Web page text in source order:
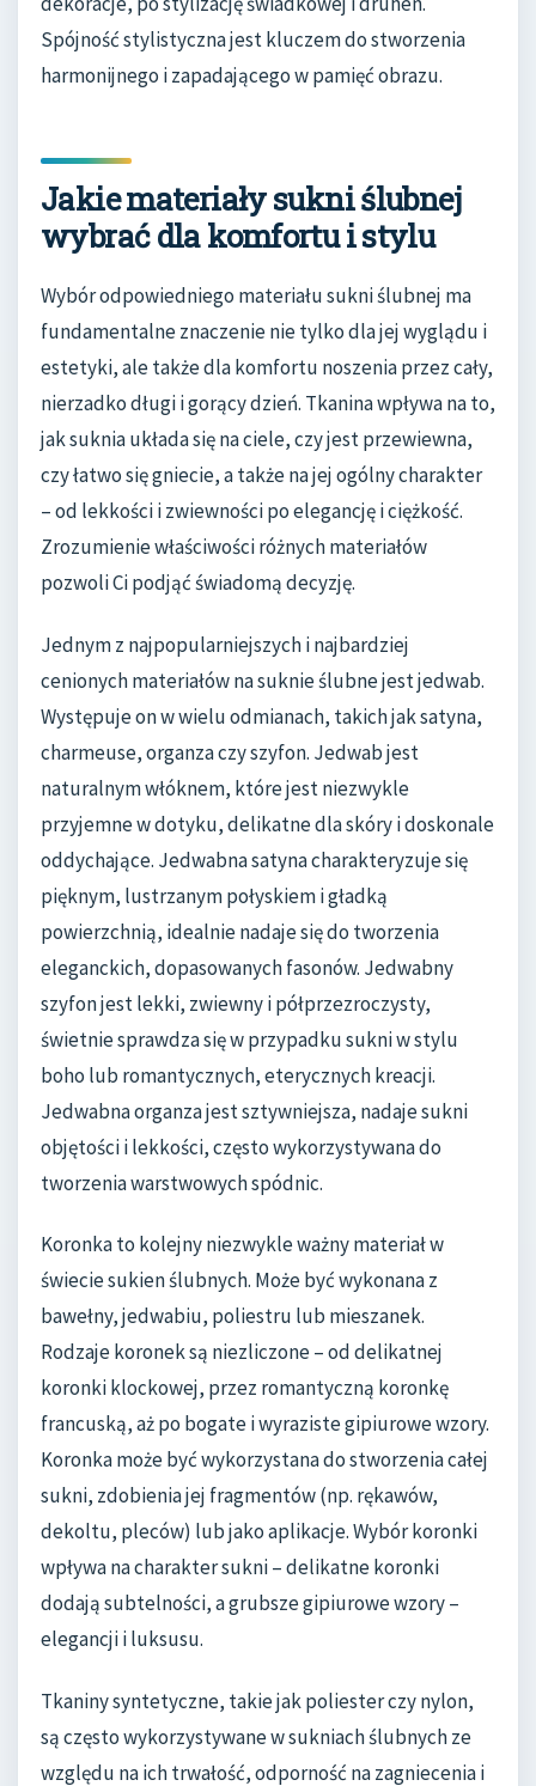
Spójność stylistyczna jest kluczem do stworzenia
harmonijnego i zapadającego w pamięć obrazu.
Jakie materiały sukni ślubnej
wybrać dla komfortu i stylu
Wybór odpowiedniego materiału sukni ślubnej ma
fundamentalne znaczenie nie tylko dla jej wyglądu i
estetyki, ale także dla komfortu noszenia przez cały,
nierzadko długi i gorący dzień. Tkanina wpływa na to,
jak suknia układa się na ciele, czy jest przewiewna,
czy łatwo się gniecie, a także na jej ogólny charakter
– od lekkości i zwiewności po elegancję i ciężkość.
Zrozumienie właściwości różnych materiałów
pozwoli Ci podjąć świadomą decyzję.
Jednym z najpopularniejszych i najbardziej
cenionych materiałów na suknie ślubne jest jedwab.
Występuje on w wielu odmianach, takich jak satyna,
charmeuse, organza czy szyfon. Jedwab jest
naturalnym włóknem, które jest niezwykle
przyjemne w dotyku, delikatne dla skóry i doskonale
oddychające. Jedwabna satyna charakteryzuje się
pięknym, lustrzanym połyskiem i gładką
powierzchnią, idealnie nadaje się do tworzenia
eleganckich, dopasowanych fasonów. Jedwabny
szyfon jest lekki, zwiewny i półprzezroczysty,
świetnie sprawdza się w przypadku sukni w stylu
boho lub romantycznych, eterycznych kreacji.
Jedwabna organza jest sztywniejsza, nadaje sukni
objętości i lekkości, często wykorzystywana do
tworzenia warstwowych spódnic.
Koronka to kolejny niezwykle ważny materiał w
świecie sukien ślubnych. Może być wykonana z
bawełny, jedwabiu, poliestru lub mieszanek.
Rodzaje koronek są niezliczone – od delikatnej
koronki klockowej, przez romantyczną koronkę
francuską, aż po bogate i wyraziste gipiurowe wzory.
Koronka może być wykorzystana do stworzenia całej
sukni, zdobienia jej fragmentów (np. rękawów,
dekoltu, pleców) lub jako aplikacje. Wybór koronki
wpływa na charakter sukni – delikatne koronki
dodają subtelności, a grubsze gipiurowe wzory –
elegancji i luksusu.
Tkaniny syntetyczne, takie jak poliester czy nylon,
są często wykorzystywane w sukniach ślubnych ze
względu na ich trwałość, odporność na zagniecenia i